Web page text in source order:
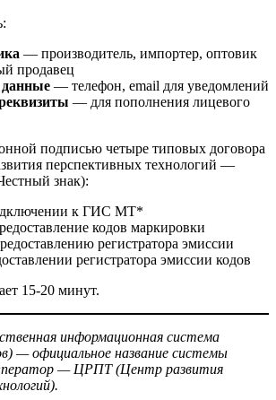
— производитель, импортер, оптовик
продавец
— телефон, email для уведомлений
— для пополнения лицевого
подписью четыре типовых договора
перспективных технологий —
знак):
к ГИС МТ*
кодов маркировки
регистратора эмиссии
регистратора эмиссии кодов
15-20 минут.
информационная система
— официальное название системы
— ЦРПТ (Центр развития